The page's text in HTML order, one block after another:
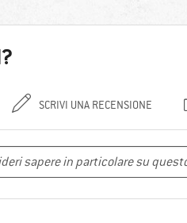
SCRIVI UNA RECENSIONE